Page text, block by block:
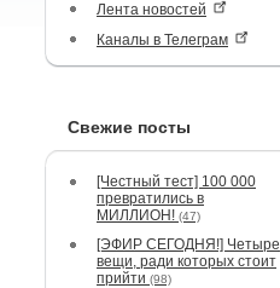
Лента новостей
Каналы в Телеграм
Свежие посты
[Честный тест] 100 000
превратились в
МИЛЛИОН! (47)
[ЭФИР СЕГОДНЯ!] Четыре
вещи, ради которых стоит
прийти (98)